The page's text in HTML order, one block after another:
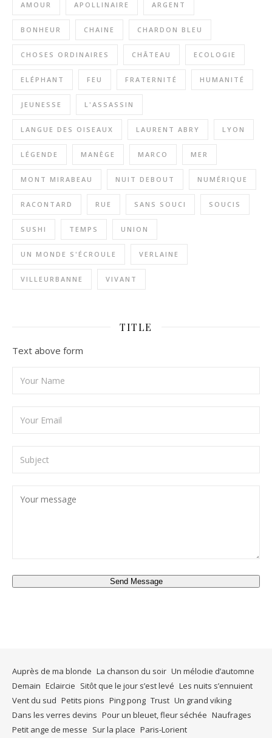
AMOUR APOLLINAIRE ARGENT
BONHEUR CHAINE CHARDON BLEU
CHOSES ORDINAIRES CHÂTEAU ECOLOGIE
ELÉPHANT FEU FRATERNITÉ HUMANITÉ
JEUNESSE L'ASSASSIN
LANGUE DES OISEAUX LAURENT ABRY LYON
LÉGENDE MANÈGE MARCO MER
MONT MIRABEAU NUIT DEBOUT NUMÉRIQUE
RACONTARD RUE SANS SOUCI SOUCIS
SUSHI TEMPS UNION
UN MONDE S'ÉCROULE VERLAINE
VILLEURBANNE VIVANT
TITLE
Text above form
Send Message
Auprès de ma blonde La chanson du soir Un mélodie d’automne
Demain Eclaircie Sitôt que le jour s’est levé Les nuits s’ennuient
Vent du sud Petits pions Ping pong Trust Un grand viking
Dans les verres devins Pour un bleuet, fleur séchée Naufrages
Petit ange de messe Sur la place Paris-Lorient